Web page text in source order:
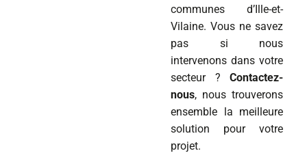
communes d’Ille-et-
Vilaine. Vous ne savez
pas si nous
intervenons dans votre
secteur ? Contactez-
nous, nous trouverons
ensemble la meilleure
solution pour votre
projet.